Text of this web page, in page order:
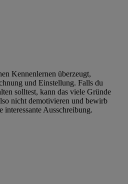
Kennenlernen überzeugt,
und Einstellung. Falls du
solltest, kann das viele Gründe
nicht demotivieren und bewirb
interessante Ausschreibung.
Marketing, sowie:
Erstellung von Profilen
oder Zugriff auf Informationen auf
der Angebote. Analyse von
von Daten aus verschiedenen